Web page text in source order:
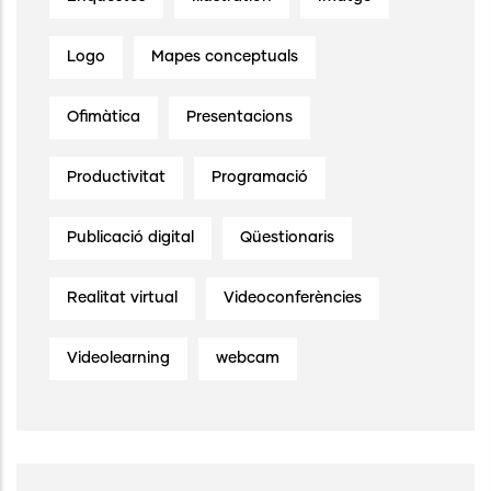
Logo Mapes conceptuals
Ofimàtica Presentacions
Productivitat Programació
Publicació digital Qüestionaris
Realitat virtual Videoconferències
Videolearning webcam